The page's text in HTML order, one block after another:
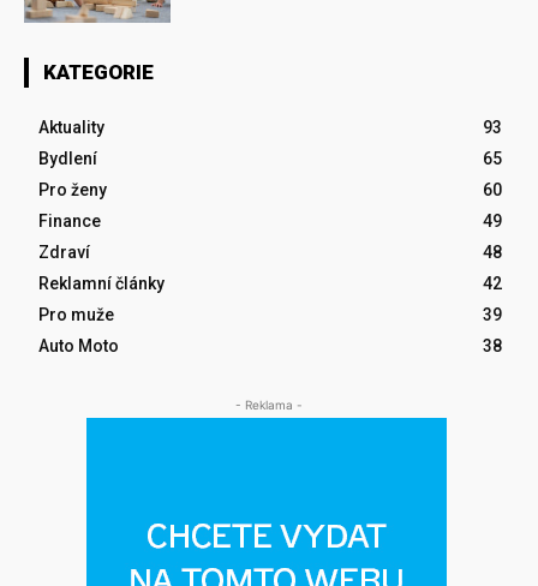
KATEGORIE
Aktuality
93
Bydlení
65
Pro ženy
60
Finance
49
Zdraví
48
Reklamní články
42
Pro muže
39
Auto Moto
38
- Reklama -